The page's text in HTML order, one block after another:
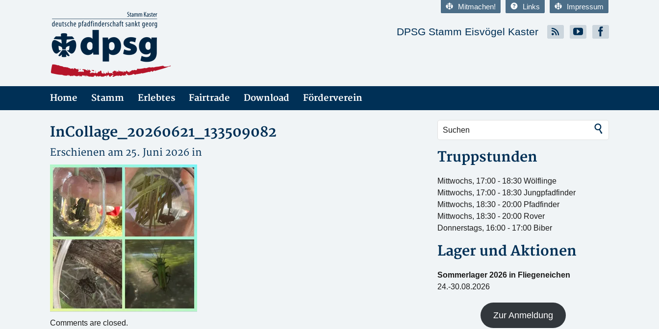
Mitmachen! Links Impressum
DPSG Stamm Eisvögel Kaster
Home Stamm Erlebtes Fairtrade Download Förderverein
InCollage_20260621_133509082
Erschienen am 25. Juni 2026 in
Comments are closed.
Truppstunden
Mittwochs, 17:00 - 18:30 Wölflinge
Mittwochs, 17:00 - 18:30 Jungpfadfinder
Mittwochs, 18:30 - 20:00 Pfadfinder
Mittwochs, 18:30 - 20:00 Rover
Donnerstags, 16:00 - 17:00 Biber
Lager und Aktionen
Sommerlager 2026 in Fliegeneichen
24.-30.08.2026
Zur Anmeldung